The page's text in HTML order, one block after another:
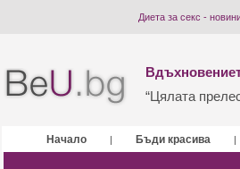
Диета за секс -
“Цялата
Начало | Бъди красива |